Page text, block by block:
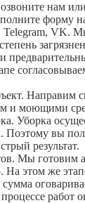
нам
форму
VK.
Направим
и моющими
Уборка
Поэтому вы
результат.
Мы готовим
На этом же
работ